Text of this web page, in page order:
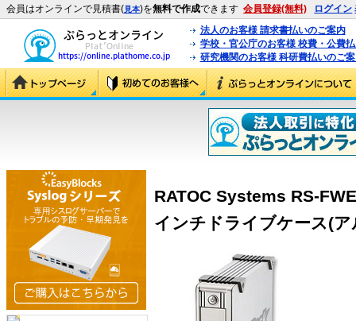
会員はオンラインで見積書(見本)を無料で作成できます 会員登録(無料) ログイン
法人のお客様 請求書払いのご案内
学校・官公庁のお客様 校費・公費
研究機関のお客様 科研費払いのご
RATOC Systems RS-
インチドライブケース(